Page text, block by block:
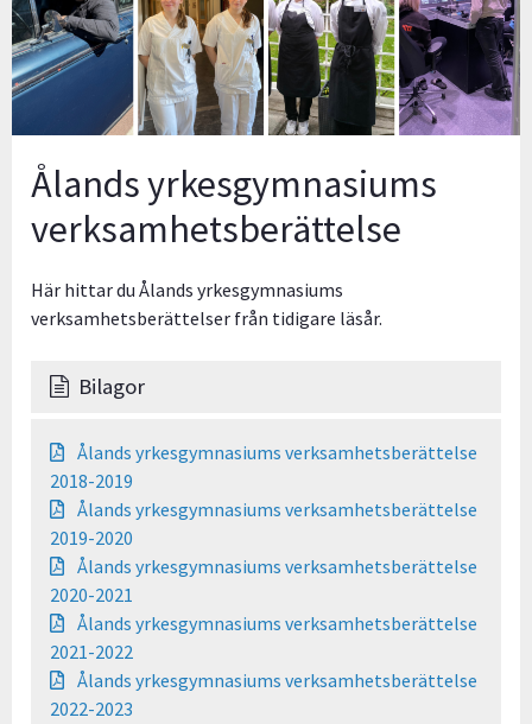
Ålands yrkesgymnasiums
verksamhetsberättelse
Här hittar du Ålands yrkesgymnasiums
verksamhetsberättelser från tidigare läsår.
Bilagor
Ålands yrkesgymnasiums verksamhetsberättelse
2018-2019
Ålands yrkesgymnasiums verksamhetsberättelse
2019-2020
Ålands yrkesgymnasiums verksamhetsberättelse
2020-2021
Ålands yrkesgymnasiums verksamhetsberättelse
2021-2022
Ålands yrkesgymnasiums verksamhetsberättelse
2022-2023